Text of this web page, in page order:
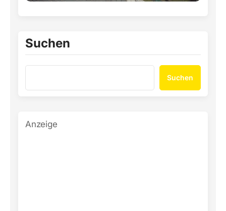
Suchen
Suchen
Anzeige